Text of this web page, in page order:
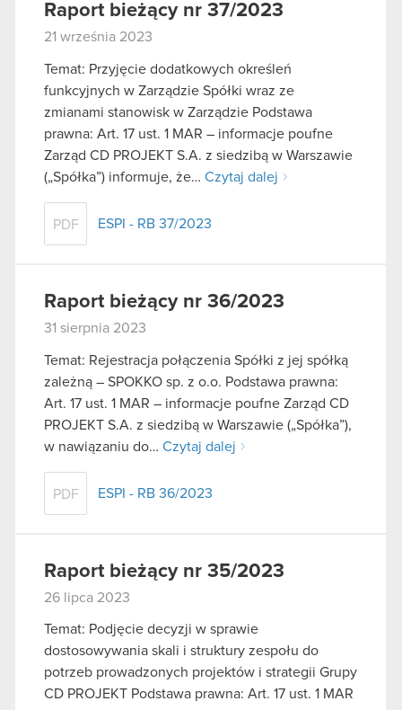
Raport bieżący nr 37/2023
21 września 2023
Temat: Przyjęcie dodatkowych określeń
funkcyjnych w Zarządzie Spółki wraz ze
zmianami stanowisk w Zarządzie Podstawa
prawna: Art. 17 ust. 1 MAR – informacje poufne
Zarząd CD PROJEKT S.A. z siedzibą w Warszawie
(„Spółka”) informuje, że… Czytaj dalej
PDF ESPI - RB 37/2023
Raport bieżący nr 36/2023
31 sierpnia 2023
Temat: Rejestracja połączenia Spółki z jej spółką
zależną – SPOKKO sp. z o.o. Podstawa prawna:
Art. 17 ust. 1 MAR – informacje poufne Zarząd CD
PROJEKT S.A. z siedzibą w Warszawie („Spółka”),
w nawiązaniu do… Czytaj dalej
PDF ESPI - RB 36/2023
Raport bieżący nr 35/2023
26 lipca 2023
Temat: Podjęcie decyzji w sprawie
dostosowywania skali i struktury zespołu do
potrzeb prowadzonych projektów i strategii Grupy
CD PROJEKT Podstawa prawna: Art. 17 ust. 1 MAR